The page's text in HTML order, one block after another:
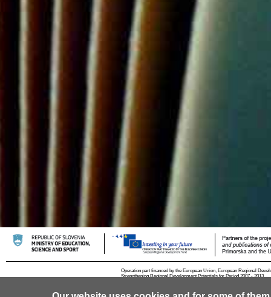
Operation part financed by the European Union, European Regional
Strengthening Regional Development Potentials for Period 2007 - 2013.